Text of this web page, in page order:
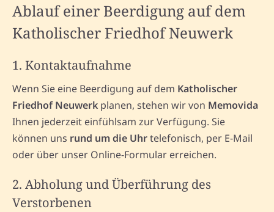
Ablauf einer Beerdigung auf dem
Katholischer Friedhof Neuwerk
1. Kontaktaufnahme
Wenn Sie eine Beerdigung auf dem Katholischer
Friedhof Neuwerk planen, stehen wir von Memovida
Ihnen jederzeit einfühlsam zur Verfügung. Sie
können uns rund um die Uhrtelefonisch, per E-Mail
oder über unser Online-Formular erreichen.
2. Abholung und Überführung des
Verstorbenen